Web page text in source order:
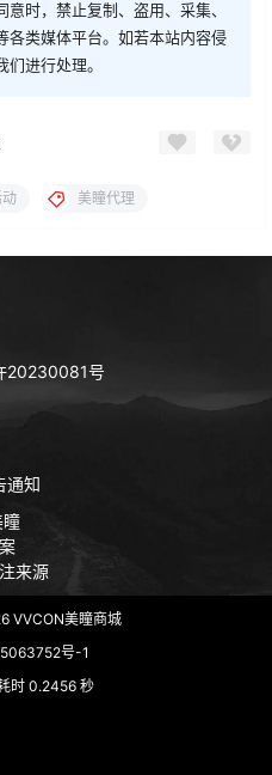
时，禁止复制、盗用、采集、
各类媒体平台。如若本站内容侵
进行处理。
美瞳代理
20230081号
通知
瞳
来源
VVCON美瞳商城
号-1
时 0.2456 秒